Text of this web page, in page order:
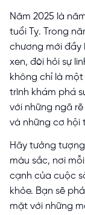
Năm 2025 là
tuổi Tỵ. Trong
chương mới đầy
xen, đòi hỏi sự
không chỉ là
trình khám phá
với những ngã
và những cơ hội
Hãy tưởng
màu sắc, nơi
cạnh của cuộc
khỏe. Bạn sẽ
mặt với những